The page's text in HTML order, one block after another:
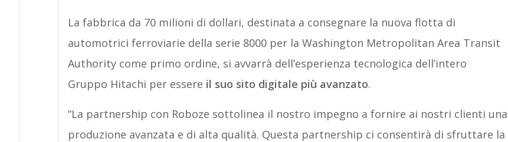
La fabbrica da 70 milioni di dollari, destinata a consegnare la nuova flotta di
automotrici ferroviarie della serie 8000 per la Washington Metropolitan Area Transit
Authority come primo ordine, si avvarrà dell’esperienza tecnologica dell’intero
Gruppo Hitachi per essere il suo sito digitale più avanzato.
“La partnership con Roboze sottolinea il nostro impegno a fornire ai nostri clienti una
produzione avanzata e di alta qualità. Questa partnership ci consentirà di sfruttare la